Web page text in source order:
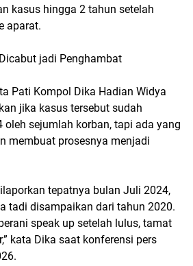
kasus hingga 2 tahun setelah
aparat.
jadi Penghambat
Pati Kompol Dika Hadian Widya
jika kasus tersebut sudah
oleh sejumlah korban, tapi ada yang
membuat prosesnya menjadi
tepatnya bulan Juli 2024,
tadi disampaikan dari tahun 2020.
speak up setelah lulus, tamat
kata Dika saat konferensi pers